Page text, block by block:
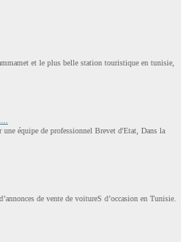
et le plus belle station touristique en tunisie,
une équipe de professionnel Brevet d'Etat, Dans la
de vente de voitureS d’occasion en Tunisie.